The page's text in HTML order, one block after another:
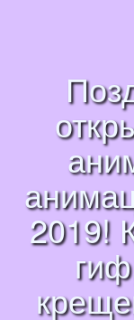
2019!